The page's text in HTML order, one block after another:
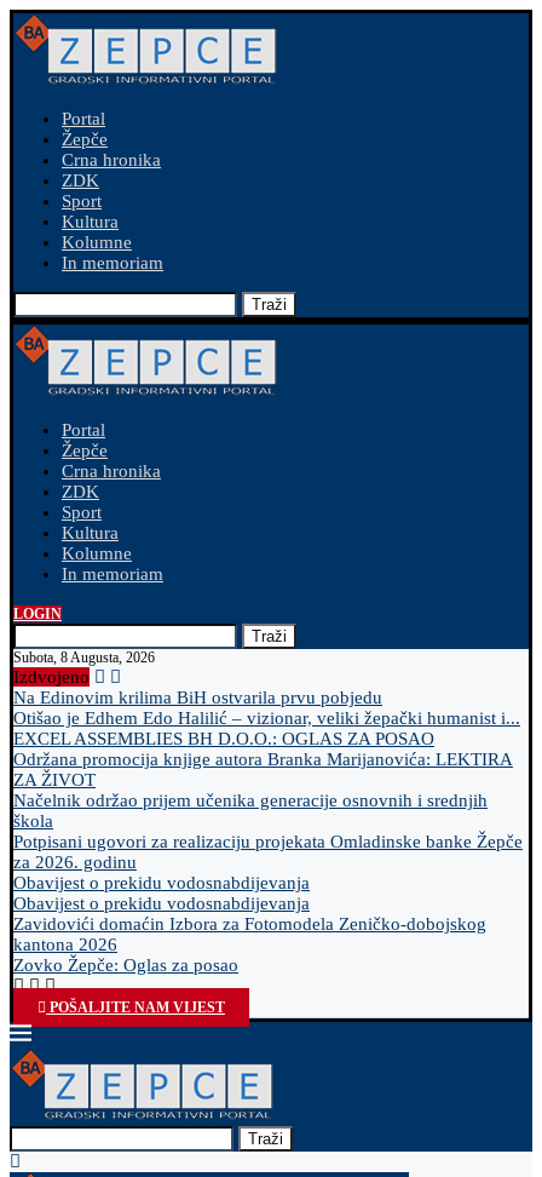
Portal
Žepče
Crna hronika
ZDK
Sport
Kultura
Kolumne
In memoriam
Traži
Portal
Žepče
Crna hronika
ZDK
Sport
Kultura
Kolumne
In memoriam
LOGIN
Traži
Subota, 8 Augusta, 2026
Izdvojeno
Na Edinovim krilima BiH ostvarila prvu pobjedu
Otišao je Edhem Edo Halilić – vizionar, veliki žepački humanist i...
EXCEL ASSEMBLIES BH D.O.O.: OGLAS ZA POSAO
Održana promocija knjige autora Branka Marijanovića: LEKTIRA
ZA ŽIVOT
Načelnik održao prijem učenika generacije osnovnih i srednjih
škola
Potpisani ugovori za realizaciju projekata Omladinske banke Žepče
za 2026. godinu
Obavijest o prekidu vodosnabdijevanja
Obavijest o prekidu vodosnabdijevanja
Zavidovići domaćin Izbora za Fotomodela Zeničko-dobojskog
kantona 2026
Zovko Žepče: Oglas za posao
POŠALJITE NAM VIJEST
Traži